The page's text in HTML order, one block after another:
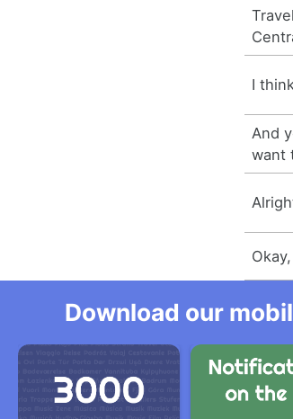
I
And
want
Download our